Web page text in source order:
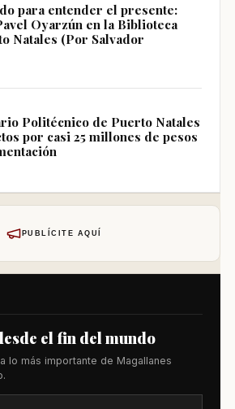
para entender el presente:
Oyarzún en la Biblioteca
Natales (Por Salvador
Politécnico de Puerto Natales
por casi 25 millones de pesos
PUBLÍCITE AQUÍ
el fin del mundo
lo más importante de Magallanes